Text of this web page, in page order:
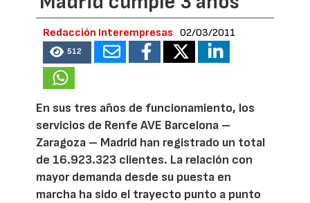
Redacción Interempresas 02/03/2011
512
En sus tres años de funcionamiento, los
servicios de Renfe AVE Barcelona –
Zaragoza – Madrid han registrado un total
de 16.923.323 clientes. La relación con
mayor demanda desde su puesta en
marcha ha sido el trayecto punto a punto